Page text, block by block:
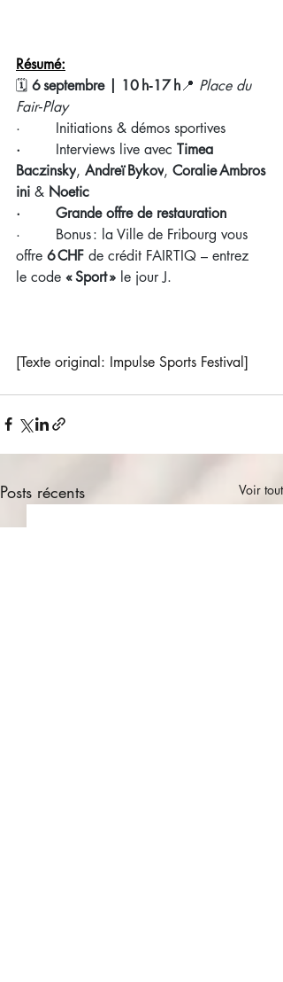
Résumé:
🗓 6 septembre | 10 h‑17 h📍 Place du
Fair‑Play
·        Initiations & démos sportives
· Interviews live avec Timea
Baczinsky, Andreï Bykov, Coralie Ambros
ini & Noetic
·        Grande offre de restauration
·        Bonus : la Ville de Fribourg vous
offre 6 CHF de crédit FAIRTIQ – entrez
le code « Sport » le jour J.
[Texte original: Impulse Sports Festival]
Posts récents Voir tout